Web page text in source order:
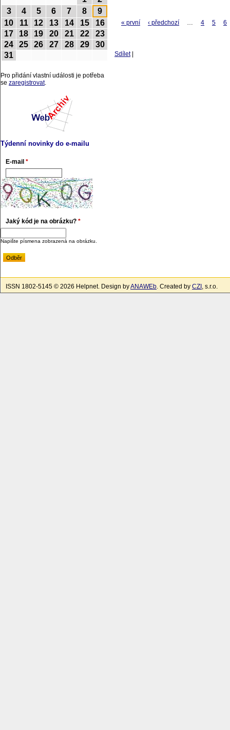
« první ‹ předchozí … 4 5 6
Sdílet
3
4 5 6 7 8
9
10
11 12 13 14 15
16
17
18 19 20 21 22
23
24
25 26 27 28 29
30
31
Pro přidání vlastní události je potřeba
se zaregistrovat.
Týdenní novinky do e-mailu
E-mail *
Jaký kód je na obrázku? *
Napište písmena zobrazená na obrázku.
ISSN 1802-5145 © 2026 Helpnet. Design byANAWEb. Created by CZI , s.r.o.